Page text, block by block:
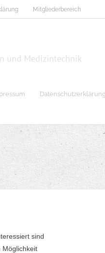
Mitgliederbereich
und Medizintechnik
Datenschutzerklärung
sind
Möglichkeit